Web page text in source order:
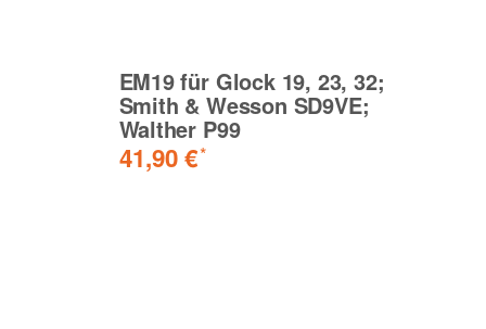
EM19 für Glock 19, 23, 32;
Smith & Wesson SD9VE;
Walther P99
41,90 €*